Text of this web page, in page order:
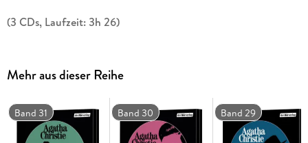
(3 CDs, Laufzeit: 3h 26)
Mehr aus dieser Reihe
Band 31 Band 30 Band 29